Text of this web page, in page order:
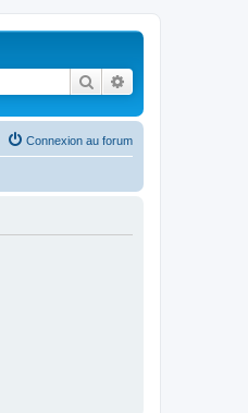
Rechercher
Connexion au forum